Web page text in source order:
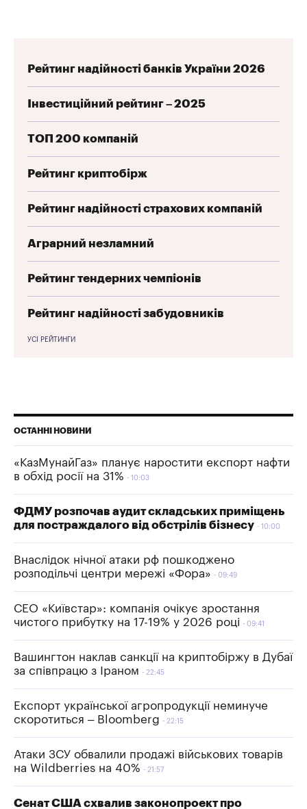
Рейтинг надійності банків України 2026
Інвестиційний рейтинг – 2025
ТОП 200 компаній
Рейтинг криптобірж
Рейтинг надійності страхових компаній
Аграрний незламний
Рейтинг тендерних чемпіонів
Рейтинг надійності забудовників
УСІ РЕЙТИНГИ
ОСТАННІ НОВИНИ
«КазМунайГаз» планує наростити експорт нафти
в обхід росії на 31%
10:03
ФДМУ розпочав аудит складських приміщень
для постраждалого від обстрілів бізнесу
10:00
Внаслідок нічної атаки рф пошкоджено
розподільчі центри мережі «Фора»
09:49
СЕО «Київстар»: компанія очікує зростання
чистого прибутку на 17-19% у 2026 році
09:41
Вашингтон наклав санкції на криптобіржу в Дубаї
за співпрацю з Іраном
22:45
Експорт української агропродукції неминуче
скоротиться – Bloomberg
22:15
Атаки ЗСУ обвалили продажі військових товарів
на Wildberries на 40%
21:57
Сенат США схвалив законопроект про